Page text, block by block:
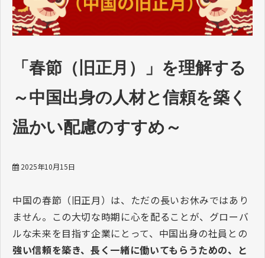
セミナー
海外人材活用お役立ちコラム
よくあるご質問
会社概要
「春節（旧正月）」を理解する
～中国出身の人材と信頼を築く
温かい配慮のすすめ～
2025年10月15日
中国の春節（旧正月）は、ただの長いお休みではあり
ません。この大切な時期に心を配ることが、グローバ
ルな未来を目指す企業にとって、中国出身の社員との
強い信頼を築き、長く一緒に働いてもらうための、と